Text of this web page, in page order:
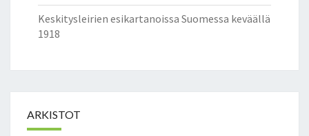
Keskitysleirien esikartanoissa Suomessa keväällä
1918
ARKISTOT